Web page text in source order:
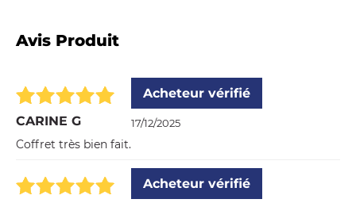
Avis Produit
CARINE G
Acheteur vérifié
17/12/2025
Coffret très bien fait.
Acheteur vérifié